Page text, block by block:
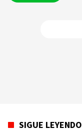
SIGUE LEYENDO